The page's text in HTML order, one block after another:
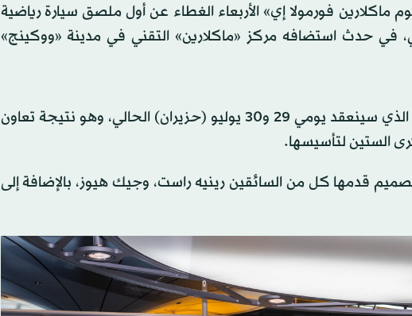
فورمولا إي» الأربعاء الغطاء عن أول ملصق سيارة رياضية
في حدث استضافه مركز «ماكلارين» التقني في مدينة «ووكينج»
سيُعرض الملصق خلال سباق لندن للسيارات الكهربائية، الذي سينعقد يومي 29 و30 يوليو (حزيران) الحالي، وهو نتيجة تعاون
الستين لتأسيسها.
قدمها كل من السائقين رينيه راست، وجيك هيوز، بالإضافة إلى